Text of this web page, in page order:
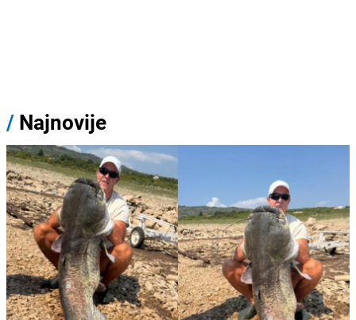
/ Najnovije